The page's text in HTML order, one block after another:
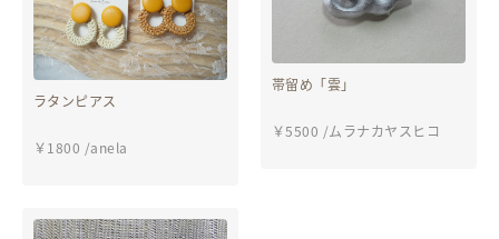
ラタンピアス
￥1800 /anela
帯留め「雲」
￥5500 /ムラナカヤスヒコ